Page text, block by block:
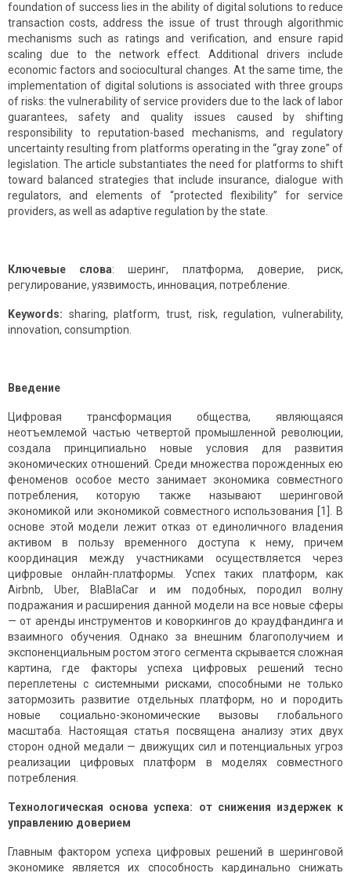
foundation of success lies in the ability of digital solutions to reduce
transaction costs, address the issue of trust through algorithmic
mechanisms such as ratings and verification, and ensure rapid
scaling due to the network effect. Additional drivers include
economic factors and sociocultural changes. At the same time, the
implementation of digital solutions is associated with three groups
of risks: the vulnerability of service providers due to the lack of labor
guarantees, safety and quality issues caused by shifting
responsibility to reputation-based mechanisms, and regulatory
uncertainty resulting from platforms operating in the “gray zone” of
legislation. The article substantiates the need for platforms to shift
toward balanced strategies that include insurance, dialogue with
regulators, and elements of “protected flexibility” for service
providers, as well as adaptive regulation by the state.
Ключевые слова: шеринг, платформа, доверие, риск,
регулирование, уязвимость, инновация, потребление.
Keywords: sharing, platform, trust, risk, regulation, vulnerability,
innovation, consumption.
Введение
Цифровая трансформация общества, являющаяся
неотъемлемой частью четвертой промышленной революции,
создала принципиально новые условия для развития
экономических отношений. Среди множества порожденных ею
феноменов особое место занимает экономика совместного
потребления, которую также называют шеринговой
экономикой или экономикой совместного использования [1]. В
основе этой модели лежит отказ от единоличного владения
активом в пользу временного доступа к нему, причем
координация между участниками осуществляется через
цифровые онлайн-платформы. Успех таких платформ, как
Airbnb, Uber, BlaBlaCar и им подобных, породил волну
подражания и расширения данной модели на все новые сферы
— от аренды инструментов и коворкингов до краудфандинга и
взаимного обучения. Однако за внешним благополучием и
экспоненциальным ростом этого сегмента скрывается сложная
картина, где факторы успеха цифровых решений тесно
переплетены с системными рисками, способными не только
затормозить развитие отдельных платформ, но и породить
новые социально-экономические вызовы глобального
масштаба. Настоящая статья посвящена анализу этих двух
сторон одной медали — движущих сил и потенциальных угроз
реализации цифровых платформ в моделях совместного
потребления.
Технологическая основа успеха: от снижения издержек к
управлению доверием
Главным фактором успеха цифровых решений в шеринговой
экономике является их способность кардинально снижать